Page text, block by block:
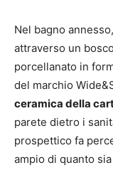
Nel bagno
attraverso un
porcellanato in
del marchio
ceramica della
parete dietro i
prospettico fa
ampio di quanto